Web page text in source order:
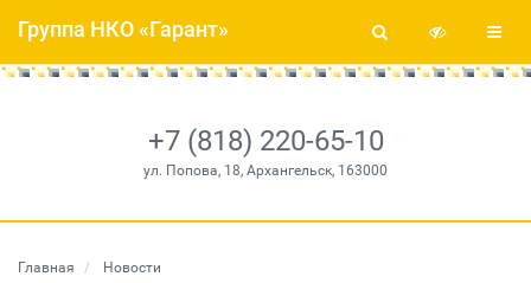
+7 (818) 220-65-10
ул. Попова, 18, Архангельск, 163000
Группа НКО «Гарант»
Главная Новости